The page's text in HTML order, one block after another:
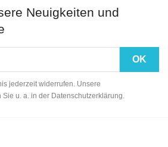
Neuigkeiten und
jederzeit widerrufen. Unsere
Sie u. a. in der Datenschutzerklärung.